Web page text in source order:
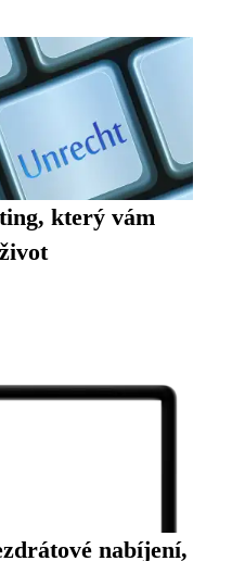
který vám
nabíjení,